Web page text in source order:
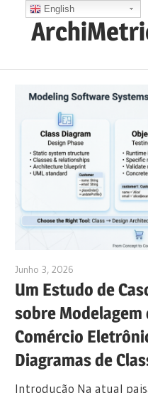
Ops,
and
Junho 3, 2026
Um Estudo de
sobre Modelagem
Comércio
Diagramas de
Introdução Na atual
English